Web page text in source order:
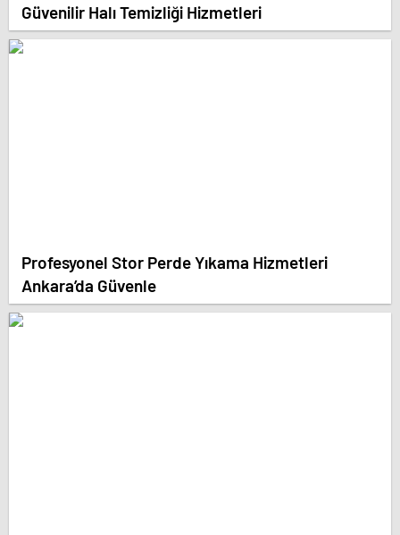
Güvenilir Halı Temizliği Hizmetleri
Profesyonel Stor Perde Yıkama Hizmetleri
Ankara’da Güvenle